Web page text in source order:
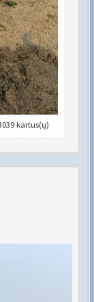
kartus(ų)